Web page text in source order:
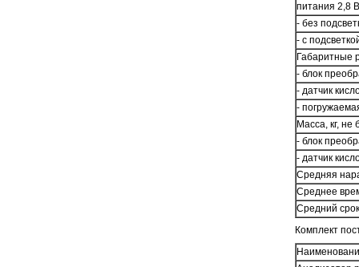
питания 2,8
- без
- с
Габаритные
- блок
- датчик
-
Масса, кг, не
- блок
- датчик
Средняя
Среднее
Средний
Комплект